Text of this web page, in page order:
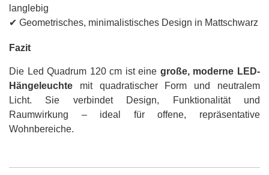
langlebig
✔ Geometrisches, minimalistisches Design in Mattschwarz
Fazit
Die Led Quadrum 120 cm ist eine große, moderne LED-
Hängeleuchte mit quadratischer Form und neutralem
Licht. Sie verbindet Design, Funktionalität und
Raumwirkung – ideal für offene, repräsentative
Wohnbereiche.